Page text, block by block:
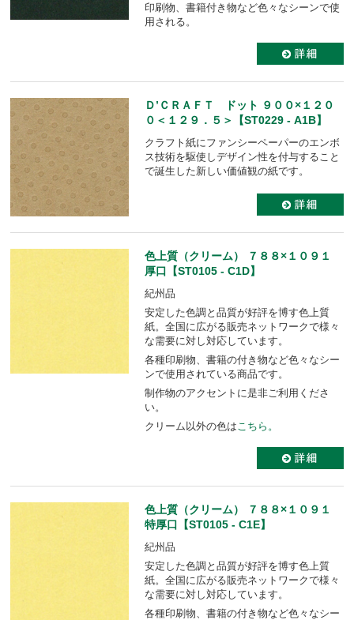
印刷物、書籍付き物など色々なシーンで使
用される。
Ｄ’ＣＲＡＦＴ ドット ９００×１２０
０＜１２９．５＞【ST0229 - A1B】
クラフト紙にファンシーペーパーのエンボ
ス技術を駆使しデザイン性を付与すること
で誕生した新しい価値観の紙です。
色上質（クリーム） ７８８×１０９１
厚口【ST0105 - C1D】
紀州品
安定した色調と品質が好評を博す色上質
紙。全国に広がる販売ネットワークで様々
な需要に対し対応しています。
各種印刷物、書籍の付き物など色々なシー
ンで使用されている商品です。
制作物のアクセントに是非ご利用くださ
い。
クリーム以外の色は こちら。
色上質（クリーム） ７８８×１０９１
特厚口【ST0105 - C1E】
紀州品
安定した色調と品質が好評を博す色上質
紙。全国に広がる販売ネットワークで様々
な需要に対し対応しています。
各種印刷物、書籍の付き物など色々なシー